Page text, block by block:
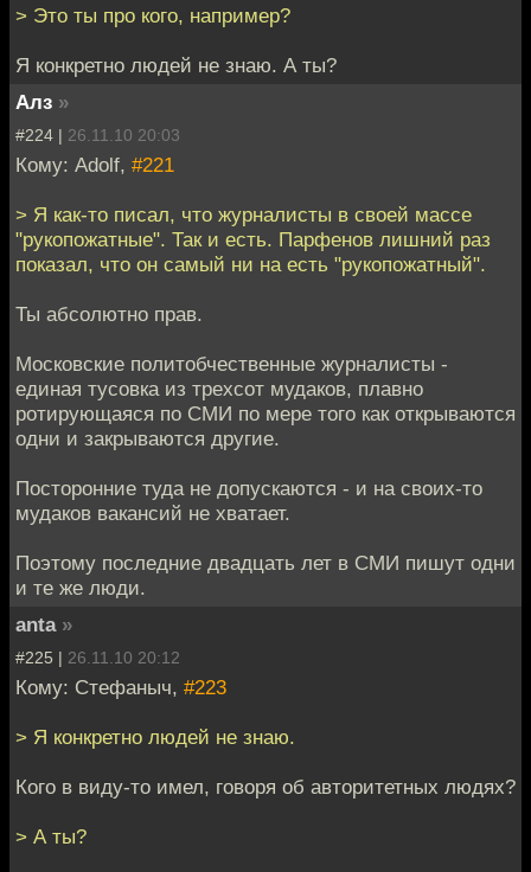
> Это ты про кого, например?
Я конкретно людей не знаю. А ты?
Алз »
#224 | 26.11.10 20:03
Кому: Adolf, #221
> Я как-то писал, что журналисты в своей массе
"рукопожатные". Так и есть. Парфенов лишний раз
показал, что он самый ни на есть "рукопожатный".
Ты абсолютно прав.
Московские политобчественные журналисты -
единая тусовка из трехсот мудаков, плавно
ротирующаяся по СМИ по мере того как открываются
одни и закрываются другие.
Посторонние туда не допускаются - и на своих-то
мудаков вакансий не хватает.
Поэтому последние двадцать лет в СМИ пишут одни
и те же люди.
anta »
#225 | 26.11.10 20:12
Кому: Стефаныч, #223
> Я конкретно людей не знаю.
Кого в виду-то имел, говоря об авторитетных людях?
> А ты?